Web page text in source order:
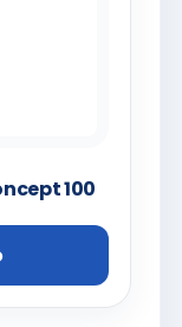
100